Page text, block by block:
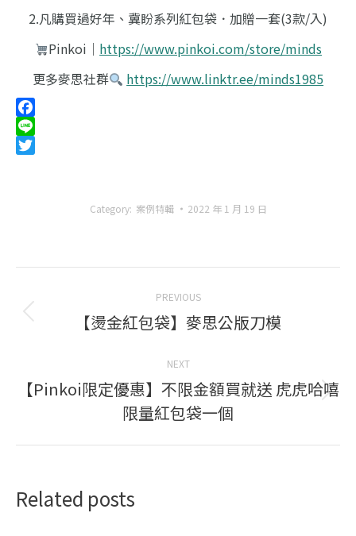
2.凡購買過好年、冀盼系列紅包袋．加贈一套(3款/入)
Pinkoi｜ https://www.pinkoi.com/store/minds
更多麥思社群
https://www.linktr.ee/minds1985
Facebook
Line
Category: 案例特輯 2022 年 1 月 19 日
navigation
PREVIOUS
Previous
【燙金紅包袋】麥思公版刀模
NEXT
Next
post:
【Pinkoi限定優惠】不限金額買就送 虎虎哈嘻
限量紅包袋一個
Related posts